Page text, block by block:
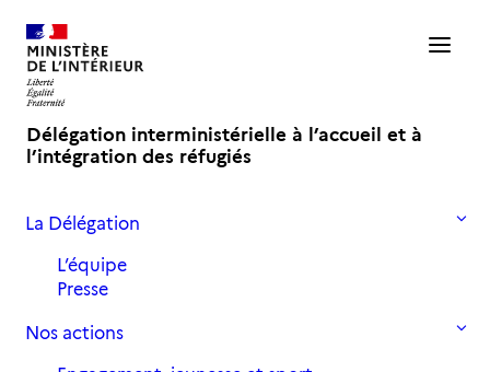
Délégation interministérielle à l’accueil et à
l’intégration des réfugiés
La Délégation
L’équipe
Presse
Nos actions
Volont’R